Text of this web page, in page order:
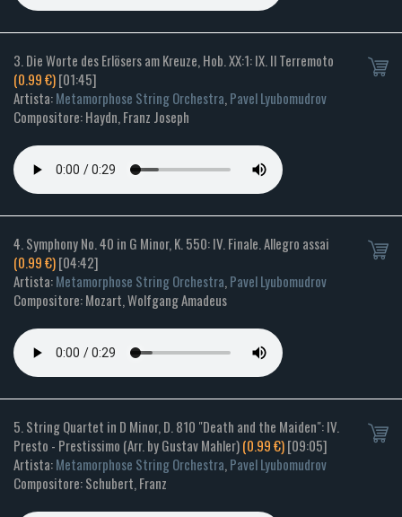
3. Die Worte des Erlösers am Kreuze, Hob. XX:1: IX. Il Terremoto
(0.99 €)[01:45]
Artista:Metamorphose String Orchestra,Pavel Lyubomudrov
Compositore: Haydn, Franz Joseph
4. Symphony No. 40 in G Minor, K. 550: IV. Finale. Allegro assai
(0.99 €)[04:42]
Artista:Metamorphose String Orchestra,Pavel Lyubomudrov
Compositore: Mozart, Wolfgang Amadeus
5. String Quartet in D Minor, D. 810 "Death and the Maiden": IV.
Presto - Prestissimo (Arr. by Gustav Mahler)(0.99 €)[09:05]
Artista:Metamorphose String Orchestra,Pavel Lyubomudrov
Compositore: Schubert, Franz